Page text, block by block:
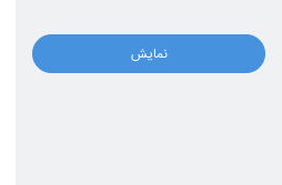
نمایش
تماس با ما
بلاگ پارس استاک